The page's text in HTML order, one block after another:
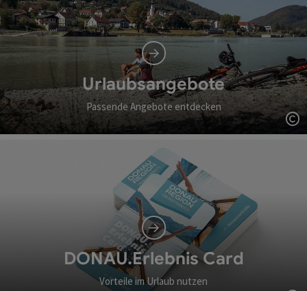
Urlaubsangebote
Passende Angebote entdecken
DONAU.Erlebnis Card
Vorteile im Urlaub nutzen